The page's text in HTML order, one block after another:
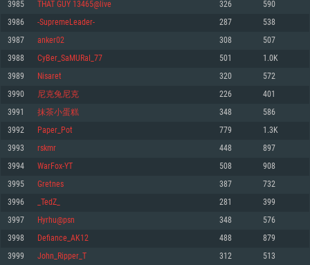
Minimum
OS: Windows 10 (64 bit)
Processeur: Dual-Core 2.2 GHz
Mémoire: 4 GB
Carte graphique supportant DirectX 11: AMD Radeon 77XX / NVIDIA
GeForce GTX 660. La résolution minimale supportée par le jeu est de 720p
Connection: Connexion Internet à haut débit
Disque dur: 23.1 Go (client minimal)
Recommandée
Minimum
OS: Mac OS Big Sur 11.0 ou plus récent
Processeur: Core i5, minimum 2.2GHz (Les processeurs Intel Xeon ne sont
pas supportés)
Mémoire: 6 GB
Carte graphique: Intel Iris Pro 5200 (Mac), ou analogue AMD/Nvidia. La
résolution minimale supportée par le jeu est de 720p.
Connection: Connexion Internet à haut débit
Disque dur: 62,2 Go (client minimal)
Recommandée
OS: Mac OS Big Sur 11.0 ou plus récent
Processeur: Core i7 (Les processeurs Intel Xeon ne sont pas supportés)
Mémoire: 8 GB
Minimum
OS: Les configurations Linux 64 bits les plus modernes
Processeur: Dual-Core 2.4 GHz
Mémoire: 4 GB
Carte graphique: NVIDIA 660 avec les derniers drivers (moins de 6 mois) /
de même pour AMD (La résolution minimale supportée par le jeu est de
720p)
Connection: Connexion Internet à haut débit
Disque dur: 62,2 Go (client minimal)
Recommandée
OS: Ubuntu 20.04 64bit
Processeur: Intel Core i7
Mémoire: 8 GB
3985 THAT GUY 13465@live 326 590
3986 -SupremeLeader- 287 538
3987 anker02 308 507
3988 CyBer_SaMURaI_77 501 1.0K
3989 Nisaret 320 572
3990 尼克兔尼克 226 401
3991 抹茶小蛋糕 348 586
3992 Paper_Pot 779 1.3K
3993 rskmr 448 897
3994 WarFox-YT 508 908
3995 Gretnes 387 732
3996 _TedZ_ 281 399
3997 Hyrhu@psn 348 576
3998 Defiance_AK12 488 879
3999 John_Ripper_T 312 513